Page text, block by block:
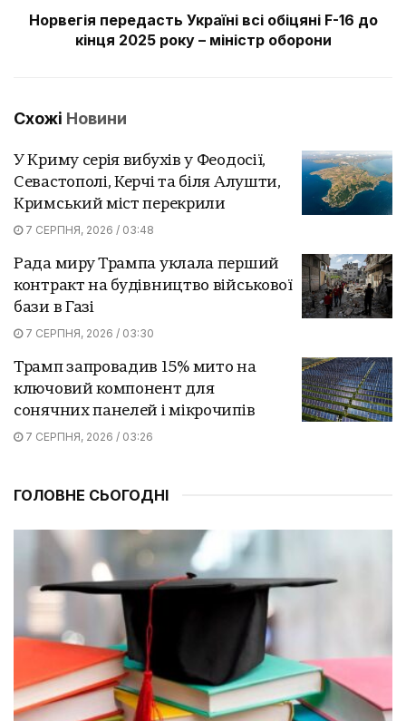
Норвегія передасть Україні всі обіцяні F-16 до
кінця 2025 року – міністр оборони
Схожі Новини
У Криму серія вибухів у Феодосії,
Севастополі, Керчі та біля Алушти,
Кримський міст перекрили
7 СЕРПНЯ, 2026 / 03:48
Рада миру Трампа уклала перший
контракт на будівництво військової
бази в Газі
7 СЕРПНЯ, 2026 / 03:30
Трамп запровадив 15% мито на
ключовий компонент для
сонячних панелей і мікрочипів
7 СЕРПНЯ, 2026 / 03:26
ГОЛОВНЕ СЬОГОДНІ